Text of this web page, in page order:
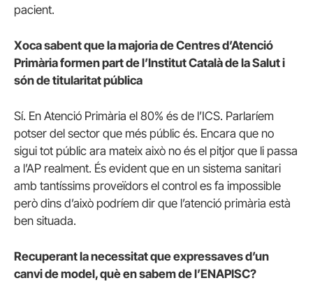
pacient.
Xoca sabent que la majoria de Centres d’Atenció
Primària formen part de l’Institut Català de la Salut i
són de titularitat pública
Sí. En Atenció Primària el 80% és de l’ICS. Parlaríem
potser del sector que més públic és. Encara que no
sigui tot públic ara mateix això no és el pitjor que li passa
a l’AP realment. És evident que en un sistema sanitari
amb tantíssims proveïdors el control es fa impossible
però dins d’això podríem dir que l’atenció primària està
ben situada.
Recuperant la necessitat que expressaves d’un
canvi de model, què en sabem de l’ENAPISC?